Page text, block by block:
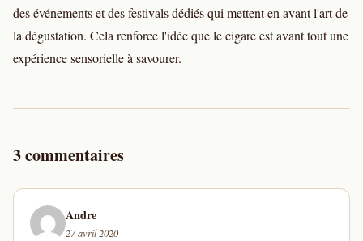
des événements et des festivals dédiés qui mettent en avant l'art de
la dégustation. Cela renforce l'idée que le cigare est avant tout une
expérience sensorielle à savourer.
3 commentaires
Andre
27 avril 2020